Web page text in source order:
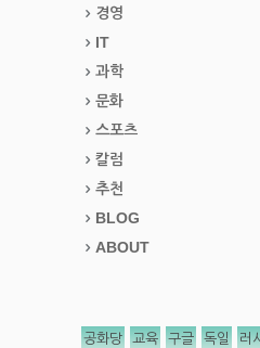
경영
IT
과학
문화
스포츠
칼럼
추천
BLOG
ABOUT
공화당 교육 구글 독일 러